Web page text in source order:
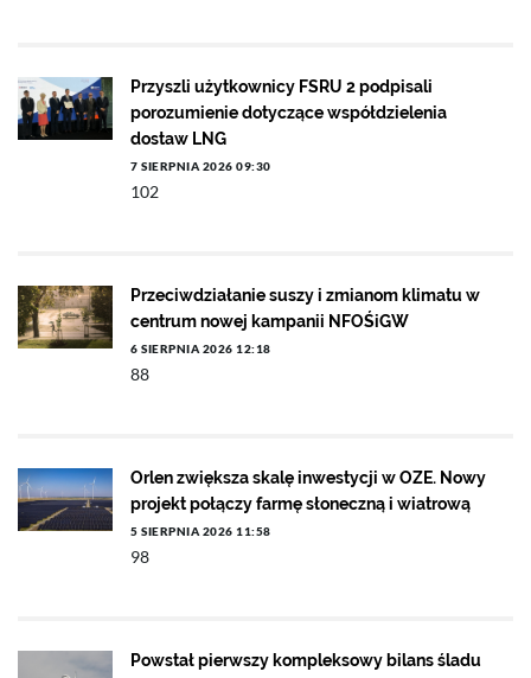
Przyszli użytkownicy FSRU 2 podpisali
porozumienie dotyczące współdzielenia
dostaw LNG
7 SIERPNIA 2026 09:30
102
Przeciwdziałanie suszy i zmianom klimatu w
centrum nowej kampanii NFOŚiGW
6 SIERPNIA 2026 12:18
88
Orlen zwiększa skalę inwestycji w OZE. Nowy
projekt połączy farmę słoneczną i wiatrową
5 SIERPNIA 2026 11:58
98
Powstał pierwszy kompleksowy bilans śladu